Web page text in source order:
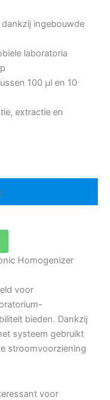
ingebouwde
laboratoria
100 µl en 10
extractie en
Homogenizer
voor
bieden. Dankzij
systeem gebruikt
stroomvoorziening
voor